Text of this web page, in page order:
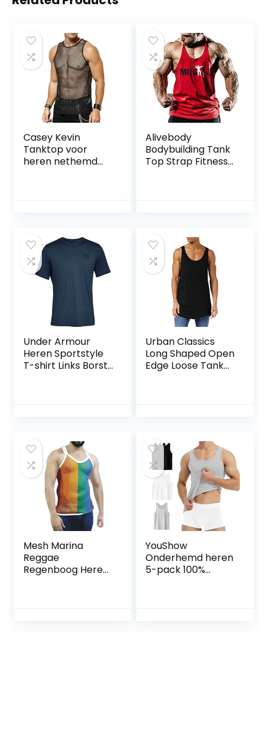
Casey Kevin
Tanktop voor
heren nethemd
Alivebody
Bodybuilding Tank
Top Strap Fitness
Under Armour
Heren Sportstyle
T-shirt Links Borst
Urban Classics
Long Shaped Open
Edge Loose Tank
Mesh Marina
Reggae
Regenboog Heren
YouShow
Onderhemd heren
5-pack 100%